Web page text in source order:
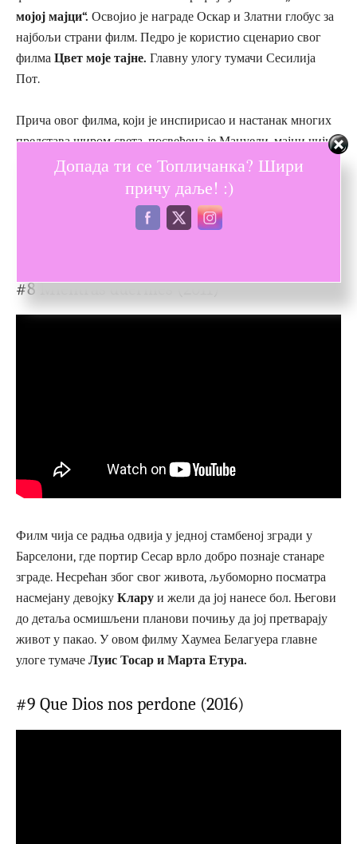
мојој мајци“. Освојио је награде Оскар и Златни глобус за
најбољи страни филм. Педро је користио сценарио свог
филма Цвет моје тајне. Главну улогу тумачи Сесилија
Пот.
Прича овог филма, који је инспирисао и настанак многих
представа широм света, посвећена је Мануели, мајци чији
син гине док тражи аутограм од познате глумице. Након
његове смрти она одлази у Барселону да пронађе оца
њеног детета, трансвестита Лолу. Ту упознаје глумицу због
које је њен син погинуо и почиње цела умршена прича
#8 Mientras duermes (2011)
Филм чија се радња одвија у једној стамбеној згради у
Барселони, где портир Сесар врло добро познаје станаре
зграде. Несрећан због свог живота, љубоморно посматра
насмејану девојку Клару и жели да јој нанесе бол. Његови
до детаља осмишљени планови почињу да јој претварају
живот у пакао. У овом филму Хаумеа Белагуера главне
улоге тумаче Луис Тосар и Марта Етура.
#9 Que Dios nos perdone (2016)
Допада ти се Топличанка? Шири
причу даље! :)